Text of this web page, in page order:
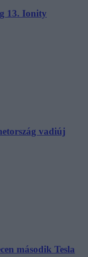
13. Ionity
vadiúj
második Tesla